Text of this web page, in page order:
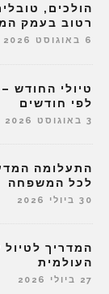
הולכים,
רטוב בעמק
6 באוגוסט 2026
טיולי החודש
לפי חודשים
3 באוגוסט 2026
התעלומה
לכל המשפחה
30 ביולי 2026
המדריך
העולמית
27 ביולי 2026